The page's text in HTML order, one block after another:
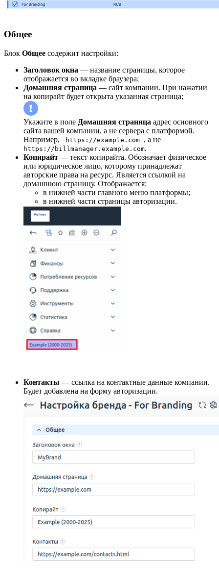
Общее
Блок Общее содержит настройки:
Заголовок окна — название страницы, которое
отображается во вкладке браузера;
Домашняя страница — сайт компании. При нажатии
на копирайт будет открыта указанная страница;
Укажите в поле Домашняя страница адрес основного
сайта вашей компании, а не сервера с платформой.
Например,
https://example.com , а не
https://billmanager.example.com.
Копирайт — текст копирайта. Обозначает физическое
или юридическое лицо, которому принадлежат
авторские права на ресурс. Является ссылкой на
домашнюю страницу. Отображается:
в нижней части главного меню платформы;
в нижней части страницы авторизации.
Контакты — ссылка на контактные данные компании.
Будет добавлена на форму авторизации.